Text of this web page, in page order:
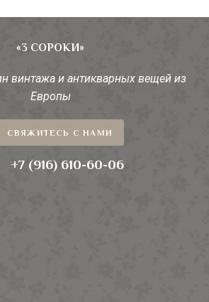
«3 СОРОКИ»
винтажа и антикварных вещей из
Европы
СВЯЖИТЕСЬ С НАМИ
+7 (916) 610-60-06